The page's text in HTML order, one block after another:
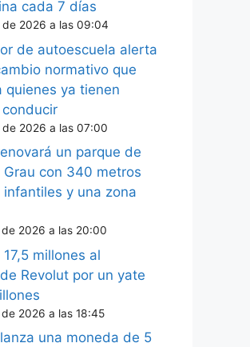
cada 7 días
2026 a las 09:04
de autoescuela alerta
normativo que
quienes ya tienen
2026 a las 07:00
un parque de
Grau con 340 metros
infantiles y una zona
2026 a las 20:00
millones al
Revolut por un yate
2026 a las 18:45
una moneda de 5